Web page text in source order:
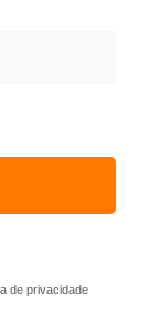
de privacidade